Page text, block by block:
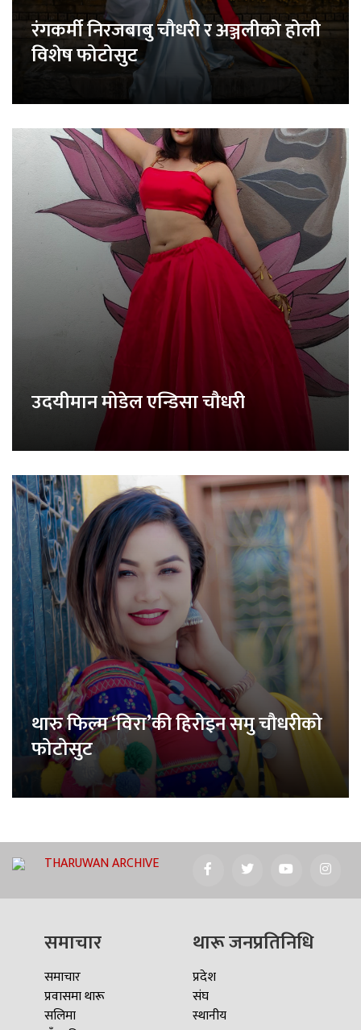
रंगकर्मी निरजबाबु चौधरी र अञ्जलीको होली
विशेष फोटोसुट
उदयीमान मोडेल एन्डिसा चौधरी
थारु फिल्म ‘विरा’की हिरोइन समु चौधरीको
फोटोसुट
THARUWAN ARCHIVE
समाचार
समाचार
प्रवासमा थारू
सलिमा
थारू जनप्रतिनिधि
प्रदेश
संघ
स्थानीय